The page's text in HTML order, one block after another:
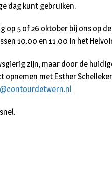
dag kunt gebruiken.
op 5 of 26 oktober bij ons op
10.00 en 11.00 in het
zijn, maar door de
met Esther